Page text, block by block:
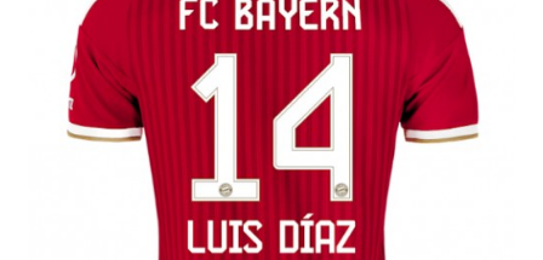
Moj račun
Trgovina
Zaključek nakupa